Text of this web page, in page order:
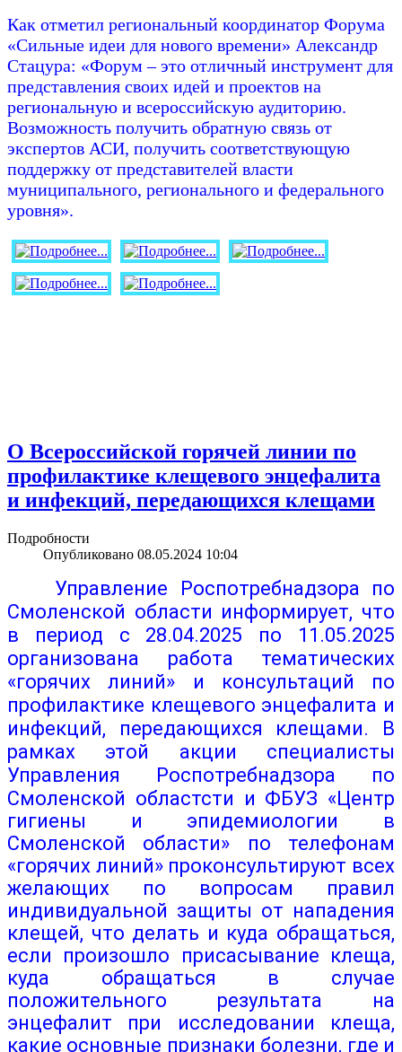
Как отметил региональный координатор Форума
«Сильные идеи для нового времени» Александр
Стацура: «Форум – это отличный инструмент для
представления своих идей и проектов на
региональную и всероссийскую аудиторию.
Возможность получить обратную связь от
экспертов АСИ, получить соответствующую
поддержку от представителей власти
муниципального, регионального и федерального
уровня».
О Всероссийской горячей линии по
профилактике клещевого энцефалита
и инфекций, передающихся клещами
Подробности
Опубликовано 08.05.2024 10:04
Управление Роспотребнадзора по
Смоленской области информирует, что
в период с 28.04.2025 по 11.05.2025
организована работа тематических
«горячих линий» и консультаций по
профилактике клещевого энцефалита и
инфекций, передающихся клещами. В
рамках этой акции специалисты
Управления Роспотребнадзора по
Смоленской областсти и ФБУЗ «Центр
гигиены и эпидемиологии в
Смоленской области» по телефонам
«горячих линий» проконсультируют всех
желающих по вопросам правил
индивидуальной защиты от нападения
клещей, что делать и куда обращаться,
если произошло присасывание клеща,
куда обращаться в случае
положительного результата на
энцефалит при исследовании клеща,
какие основные признаки болезни, где и